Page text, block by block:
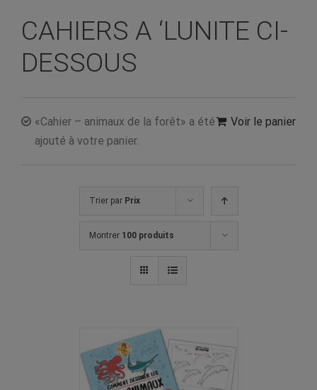
CAHIERS A ‘LUNITE CI-
DESSOUS
Voir le panier
«Cahier – animaux de la forêt» a été
ajouté à votre panier.
Trier par Prix
Montrer 100 produits